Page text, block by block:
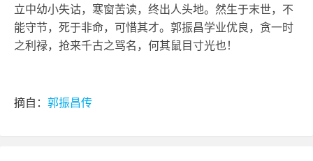
立中幼小失诂，寒窗苦读，终出人头地。然生于末世，不
能守节，死于非命，可惜其才。郭振昌学业优良，贪一时
之利禄，抢来千古之骂名，何其鼠目寸光也！
摘自： 郭振昌传